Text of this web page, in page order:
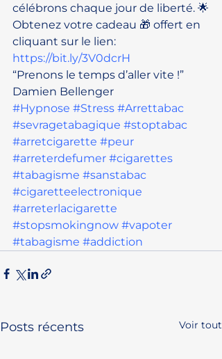
célébrons chaque jour de liberté. 🌟
Obtenez votre cadeau 🎁 offert en
cliquant sur le lien:
https://bit.ly/3V0dcrH
“Prenons le temps d’aller vite !”
Damien Bellenger
#Hypnose #Stress #Arrettabac
#sevragetabagique #stoptabac
#arretcigarette #peur
#arreterdefumer #cigarettes
#tabagisme #sanstabac
#cigaretteelectronique
#arreterlacigarette
#stopsmokingnow #vapoter
#tabagisme #addiction
Posts récents Voir tout